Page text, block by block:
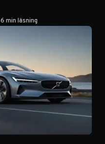
elektrisk
historien och
framtiden. Klicka
för svensk
bilinnovation!
6 min läsning